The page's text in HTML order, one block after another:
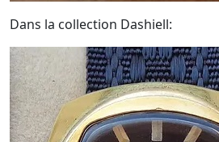
Dans la collection Dashiell: